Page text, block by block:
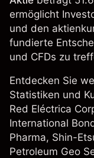
ermöglicht
und den
fundierte
und CFDs zu
Entdecken Sie
Statistiken und
Red Eléctrica
International
Pharma, Shin-
Petroleum Geo